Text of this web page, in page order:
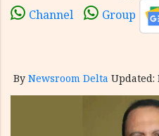
Channel Group
By Newsroom Delta Updated: